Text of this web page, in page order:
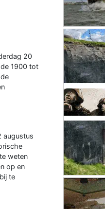
20
1900 tot
augustus
weten
op en
te